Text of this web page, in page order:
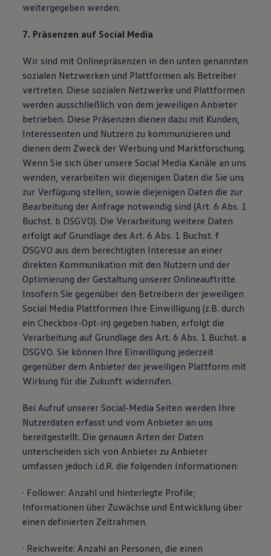
weitergegeben werden.
7. Präsenzen auf Social Media
Wir sind mit Onlinepräsenzen in den unten genannten
sozialen Netzwerken und Plattformen als Betreiber
vertreten. Diese sozialen Netzwerke und Plattformen
werden ausschließlich von dem jeweiligen Anbieter
betrieben. Diese Präsenzen dienen dazu mit Kunden,
Interessenten und Nutzern zu kommunizieren und
dienen dem Zweck der Werbung und Marktforschung.
Wenn Sie sich über unsere Social Media Kanäle an uns
wenden, verarbeiten wir diejenigen Daten die Sie uns
zur Verfügung stellen, sowie diejenigen Daten die zur
Bearbeitung der Anfrage notwendig sind (Art. 6 Abs. 1
Buchst. b DSGVO). Die Verarbeitung weitere Daten
erfolgt auf Grundlage des Art. 6 Abs. 1 Buchst. f
DSGVO aus dem berechtigten Interesse an einer
direkten Kommunikation mit den Nutzern und der
Optimierung der Gestaltung unserer Onlineauftritte.
Insofern Sie gegenüber den Betreibern der jeweiligen
Social Media Plattformen Ihre Einwilligung (z.B. durch
ein Checkbox-Opt-in) gegeben haben, erfolgt die
Verarbeitung auf Grundlage des Art. 6 Abs. 1 Buchst. a
DSGVO. Sie können Ihre Einwilligung jederzeit
gegenüber dem Anbieter der jeweiligen Plattform mit
Wirkung für die Zukunft widerrufen.
Bei Aufruf unserer Social-Media Seiten werden Ihre
Nutzerdaten erfasst und vom Anbieter an uns
bereitgestellt. Die genauen Arten der Daten
unterscheiden sich von Anbieter zu Anbieter
umfassen jedoch i.d.R. die folgenden Informationen:
· Follower: Anzahl und hinterlegte Profile;
Informationen über Zuwächse und Entwicklung über
einen definierten Zeitrahmen.
· Reichweite: Anzahl an Personen, die einen